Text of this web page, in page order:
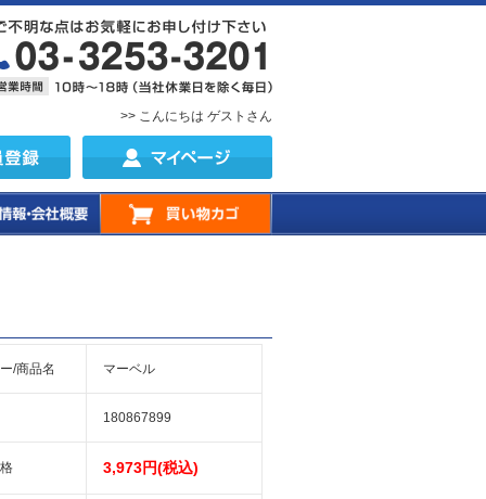
>> こんにちは ゲストさん
/商品名 マーベル
180867899
3,973円(税込)